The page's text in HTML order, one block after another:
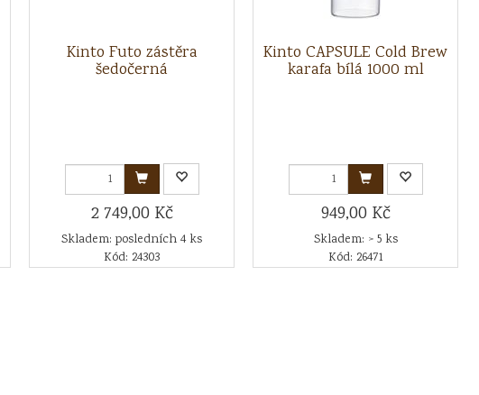
Kinto Futo zástěra
šedočerná
2 749,00 Kč
Skladem: posledních 4 ks
Kód: 24303
Kinto CAPSULE Cold Brew
karafa bílá 1000 ml
949,00 Kč
Skladem: > 5 ks
Kód: 26471